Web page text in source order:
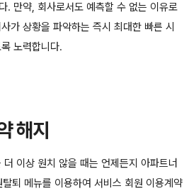
. 만약, 회사로서도 예측할 수 없는 이유로
가 상황을 파악하는 즉시 최대한 빠른 시
노력합니다.
해지
이상 원치 않을 때는 언제든지 아파트너
퇴 메뉴를 이용하여 서비스 회원 이용계약